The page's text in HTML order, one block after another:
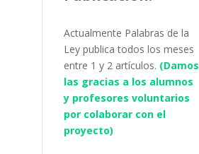
Actualmente Palabras de la
Ley publica todos los meses
entre 1 y 2 artículos. (Damos
las gracias a los alumnos
y profesores voluntarios
por colaborar con el
proyecto)